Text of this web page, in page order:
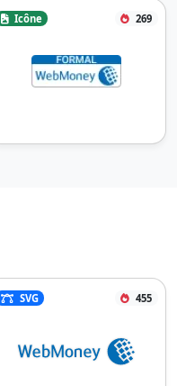
Icône 269
SVG 455